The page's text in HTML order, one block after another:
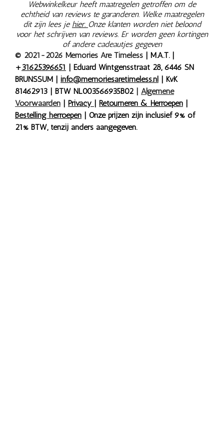
Webwinkelkeur heeft maatregelen getroffen om de
echtheid van reviews te garanderen. Welke maatregelen
dit zijn lees je hier. Onze klanten worden niet beloond
voor het schrijven van reviews. Er worden geen kortingen
of andere cadeautjes gegeven
© 2021-2026 Memories Are Timeless | M.A.T. |
+31625396651 | Eduard Wintgensstraat 28, 6446 SN
BRUNSSUM | info@memoriesaretimeless.nl | KvK
81462913 | BTW NL003566935B02 | Algemene
Voorwaarden | Privacy | Retourneren & Herroepen |
Bestelling herroepen | Onze prijzen zijn inclusief 9% of
21% BTW, tenzij anders aangegeven.